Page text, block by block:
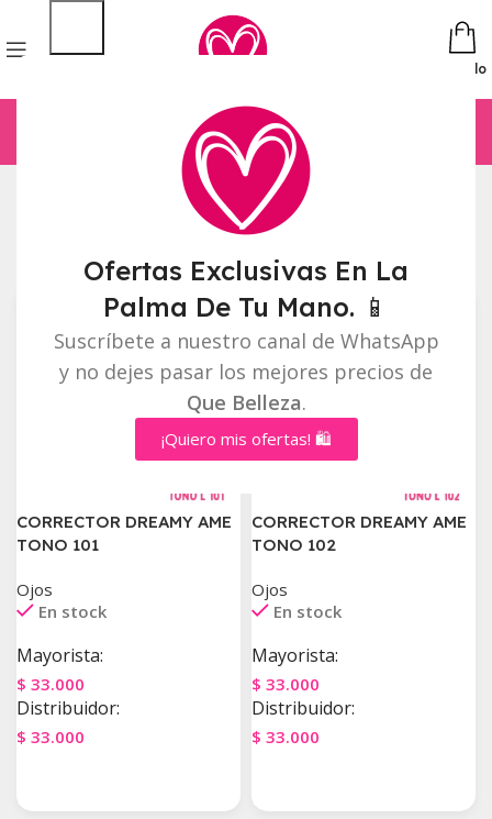
Ofertas Exclusivas En La
Palma De Tu Mano. 📱
Suscríbete a nuestro canal de WhatsApp
y no dejes pasar los mejores precios de
Que Belleza.
¡Quiero mis ofertas! 🛍️
Pedido
Mostrando 1–12 de 13 resultados
CORRECTOR DREAMY AME
TONO 101
Ojos
En stock
Mayorista:
$ 33.000
Distribuidor:
$ 33.000
CORRECTOR DREAMY AME
TONO 102
Ojos
En stock
Mayorista:
$ 33.000
Distribuidor:
$ 33.000